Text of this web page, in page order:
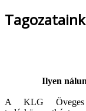
Tagozataink
Ilyen
A KLG Öveges